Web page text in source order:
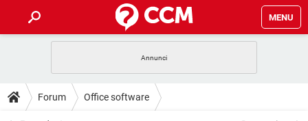
MENU
INTRATTENIMENTO
GUIDE
COVID-19
Forum Office software